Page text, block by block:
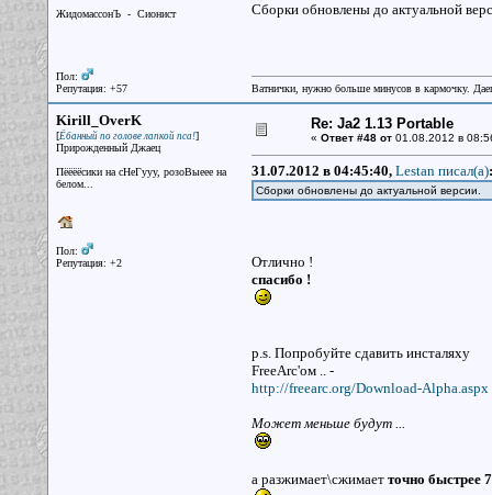
ЖидомассонЪ - Сионист
Пол:
Репутация: +57
Сборки обновлены до актуальной
Ватнички, нужно больше минусов в кармочку.
Kirill_OverK
[Ёбанный по голове лапкой пса!]
Прирожденный Джаец
Пёёёёсики на сНеГууу, розоВыеее на
белом...
Пол:
Репутация: +2
Re: Ja2 1.13 Portable
« Ответ #48 от01.08.2012 в
31.07.2012 в 04:45:40, Lestan писал(a):
Сборки обновлены до актуальной версии.
Отлично !
спасибо !
p.s. Попробуйте сдавить инсталяху
FreeArc'ом .. -
http://freearc.org/Download-Alpha.aspx
Может меньше будут ...
а разжимает\сжимает точно быстрее